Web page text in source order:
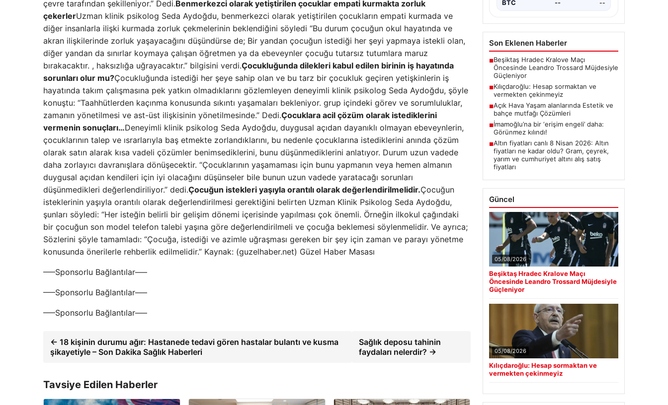
çevre tarafından şekilleniyor.” Dedi.Benmerkezci olarak yetiştirilen çocuklar empati kurmakta zorluk
çekerlerUzman klinik psikolog Seda Aydoğdu, benmerkezci olarak yetiştirilen çocukların empati kurmada ve
diğer insanlarla ilişki kurmada zorluk çekmelerinin beklendiğini söyledi “Bu durum çocuğun okul hayatında ve
akran ilişkilerinde zorluk yaşayacağını düşündürse de; Bir yandan çocuğun istediği her şeyi yapmaya istekli olan,
diğer yandan da sınırlar koymaya çalışan öğretmen ya da ebeveynler çocuğu tutarsız tutumlara maruz
bırakacaktır. , haksızlığa uğrayacaktır.” bilgisini verdi.Çocukluğunda dilekleri kabul edilen birinin iş hayatında
sorunları olur mu?Çocukluğunda istediği her şeye sahip olan ve bu tarz bir çocukluk geçiren yetişkinlerin iş
hayatında takım çalışmasına pek yatkın olmadıklarını gözlemleyen deneyimli klinik psikolog Seda Aydoğdu, şöyle
konuştu: “Taahhütlerden kaçınma konusunda sıkıntı yaşamaları bekleniyor. grup içindeki görev ve sorumluluklar,
zamanın yönetilmesi ve ast-üst ilişkisinin yönetilmesinde.” Dedi.Çocuklara acil çözüm olarak istediklerini
vermenin sonuçları…Deneyimli klinik psikolog Seda Aydoğdu, duygusal açıdan dayanıklı olmayan ebeveynlerin,
çocuklarının talep ve ısrarlarıyla baş etmekte zorlandıklarını, bu nedenle çocuklarına istediklerini anında çözüm
olarak satın alarak kısa vadeli çözümler benimsediklerini, bunu düşünmediklerini anlatıyor. Durum uzun vadede
daha zorlayıcı davranışlara dönüşecektir. “Çocuklarının yaşamaması için bunu yapmanın veya hemen almanın
duygusal açıdan kendileri için iyi olacağını düşünseler bile bunun uzun vadede yaratacağı sorunları
düşünmedikleri değerlendiriliyor.” dedi.Çocuğun istekleri yaşıyla orantılı olarak değerlendirilmelidir.Çocuğun
isteklerinin yaşıyla orantılı olarak değerlendirilmesi gerektiğini belirten Uzman Klinik Psikolog Seda Aydoğdu,
şunları söyledi: “Her isteğin belirli bir gelişim dönemi içerisinde yapılması çok önemli. Örneğin ilkokul çağındaki
bir çocuğun son model telefon talebi yaşına göre değerlendirilmeli ve çocuğa beklemesi söylenmelidir. Ve ayrıca;
Sözlerini şöyle tamamladı: “Çocuğa, istediği ve azimle uğraşması gereken bir şey için zaman ve parayı yönetme
konusunda önerilerle rehberlik edilmelidir.” Kaynak: (guzelhaber.net) Güzel Haber Masası
—–Sponsorlu Bağlantılar—–
—–Sponsorlu Bağlantılar—–
—–Sponsorlu Bağlantılar—–
← 18 kişinin durumu ağır: Hastanede tedavi gören hastalar bulantı ve kusma
şikayetiyle – Son Dakika Sağlık Haberleri
Sağlık deposu tahinin
faydaları nelerdir? →
Tavsiye Edilen Haberler
BTC -- --
Son Eklenen Haberler
■Beşiktaş Hradec Kralove Maçı
Öncesinde Leandro Trossard Müjdesiyle
Güçleniyor
■Kılıçdaroğlu: Hesap sormaktan ve
vermekten çekinmeyiz
■Açık Hava Yaşam alanlarında Estetik ve
bahçe mutfağı Çözümleri
■İmamoğlu’na bir ‘erişim engeli’ daha:
Görünmez kılındı!
■Altın fiyatları canlı 8 Nisan 2026: Altın
fiyatları ne kadar oldu? Gram, çeyrek,
yarım ve cumhuriyet altını alış satış
fiyatları
Güncel
05/08/2026
Beşiktaş Hradec Kralove Maçı
Öncesinde Leandro Trossard Müjdesiyle
Güçleniyor
05/08/2026
Kılıçdaroğlu: Hesap sormaktan ve
vermekten çekinmeyiz